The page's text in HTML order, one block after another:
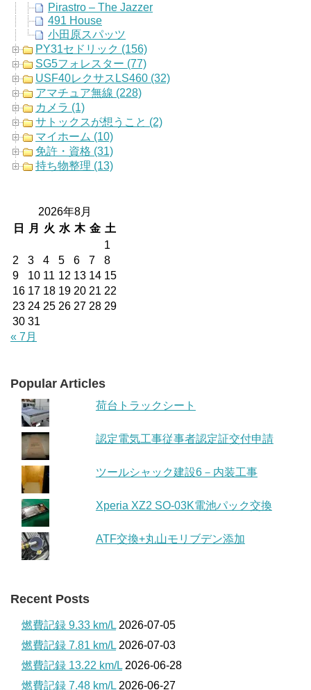
Pirastro – The Jazzer
491 House
小田原スパッツ
PY31セドリック (156)
SG5フォレスター (77)
USF40レクサスLS460 (32)
アマチュア無線 (228)
カメラ (1)
サトックスが想うこと (2)
マイホーム (10)
免許・資格 (31)
持ち物整理 (13)
2026年8月
日
月 火 水 木 金 土
1
2
3 4 5 6 7
8
9
10 11 12 13 14 15
16 17 18 19 20 21 22
23 24 25 26 27 28 29
30 31
« 7月
Popular Articles
荷台トラックシート
認定電気工事従事者認定証交付申請
ツールシャック建設6－内装工事
Xperia XZ2 SO-03K電池パック交換
ATF交換+丸山モリブデン添加
Recent Posts
燃費記録 9.33 km/L 2026-07-05
燃費記録 7.81 km/L 2026-07-03
燃費記録 13.22 km/L 2026-06-28
燃費記録 7.48 km/L 2026-06-27